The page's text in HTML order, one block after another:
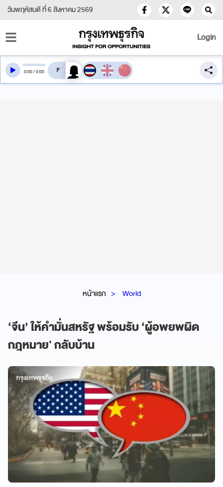
วันพฤหัสบดี ที่ 6 สิงหาคม 2569
Login
หน้าแรก World
‘จีน’ ให้คำมั่นสหรัฐ พร้อมรับ ‘ผู้อพยพผิด
กฎหมาย' กลับบ้าน
0:00/0:00 สลับเสียงอ่าน